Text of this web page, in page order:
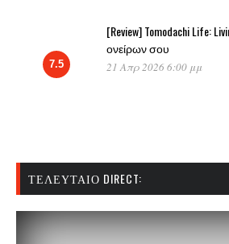
7.5
[Review] Tomodachi Life:
ονείρων σου
21 Απρ 2026 6:00 μμ
ΤΕΛΕΥΤΑΊΟ DIRECT: